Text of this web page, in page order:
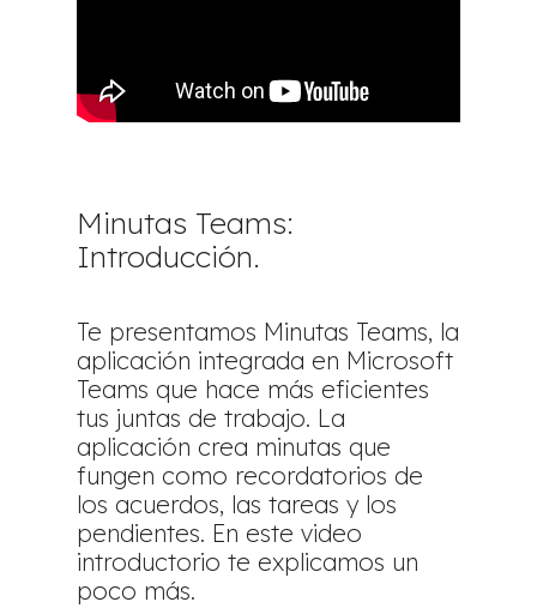
Minutas Teams:
Introducción.
Te presentamos Minutas Teams, la
aplicación integrada en Microsoft
Teams que hace más eficientes
tus juntas de trabajo. La
aplicación crea minutas que
fungen como recordatorios de
los acuerdos, las tareas y los
pendientes. En este video
introductorio te explicamos un
poco más.